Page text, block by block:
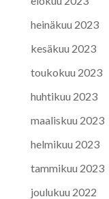
heinäkuu 2023
kesäkuu 2023
toukokuu 2023
huhtikuu 2023
maaliskuu 2023
helmikuu 2023
tammikuu 2023
joulukuu 2022